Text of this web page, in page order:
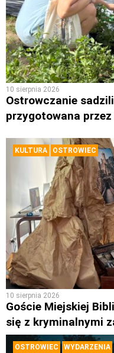
10 sierpnia 2026
Ostrowczanie
przygotowana
KULTURA OSTROWIEC
10 sierpnia 2026
Goście Miejskiej
się z kryminalnymi
OSTROWIEC WYDARZENIA